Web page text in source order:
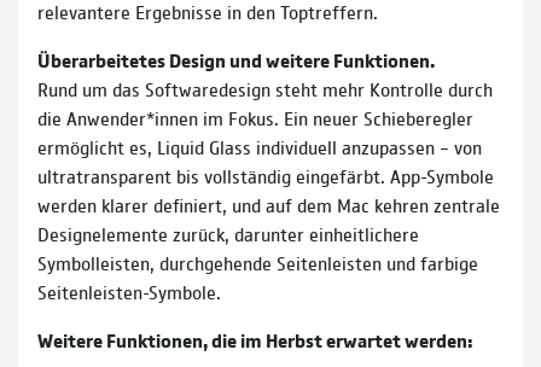
relevantere Ergebnisse in den Toptreffern.
Überarbeitetes Design und weitere Funktionen.
Rund um das Softwaredesign steht mehr Kontrolle durch
die Anwender*innen im Fokus. Ein neuer Schieberegler
ermöglicht es, Liquid Glass individuell anzupassen – von
ultratransparent bis vollständig eingefärbt. App-Symbole
werden klarer definiert, und auf dem Mac kehren zentrale
Designelemente zurück, darunter einheitlichere
Symbolleisten, durchgehende Seitenleisten und farbige
Seitenleisten-Symbole.
Weitere Funktionen, die im Herbst erwartet werden: